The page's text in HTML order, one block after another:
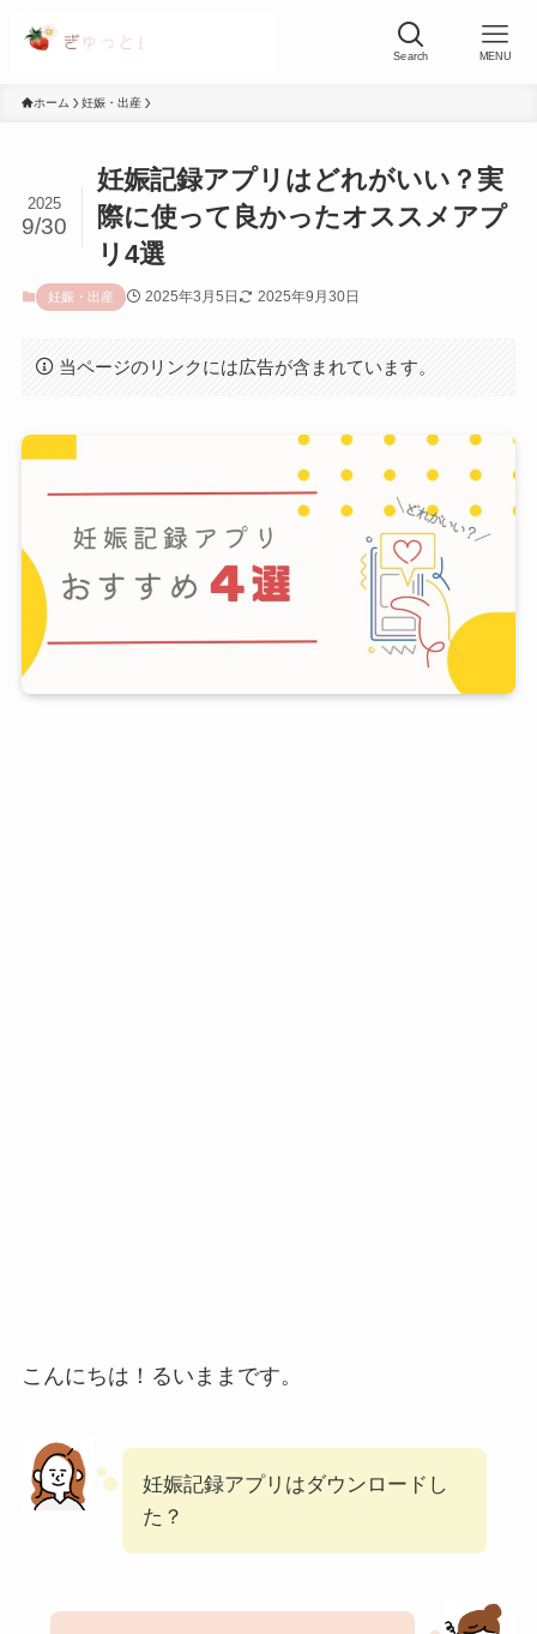
Search MENU
ホーム 妊娠・出産
妊娠記録アプリはどれがいい？実
際に使って良かったオススメアプ
リ4選
2025
9/30
妊娠・出産 2025年3月5日 2025年9月30日
当ページのリンクには広告が含まれています。
こんにちは！るいままです。
妊娠記録アプリはダウンロードし
た？